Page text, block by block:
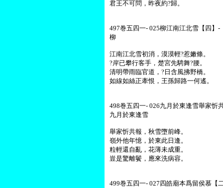
君王不可問，昨夜約?歸。
497巻五四一- 025柳江南江北雪【四
柳
江南江北雪初消，漠漠輕?惹嫩條。
?岸已攀行客手，楚宮先騁舞?腰。
清明帶雨臨官道，?日含風拂野橋。
如線如絲正牽恨，王孫歸路一何遙。
498巻五四一- 026九月於東逢雪舉家
九月於東逢雪
舉家忻共報，秋雪墮前峰。
嶺外他年憶，於東此日逢。
粒輕還自亂，花薄未成重。
豈是驚離鬢，應來洗病容。
499巻五四一- 027四皓廟本爲留侯慕